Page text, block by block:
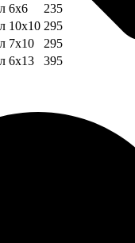
6х6
235
10х10 295
7х10
295
6х13
395